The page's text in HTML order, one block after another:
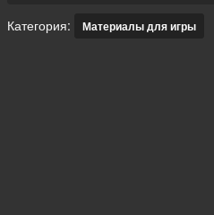
Категория: Материалы для игры